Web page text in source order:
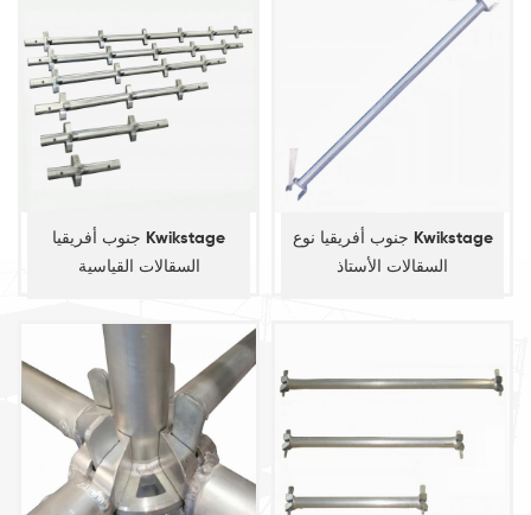
جنوب أفريقيا Kwikstage
السقالات القياسية
جنوب أفريقيا نوع Kwikstage
السقالات الأستاذ